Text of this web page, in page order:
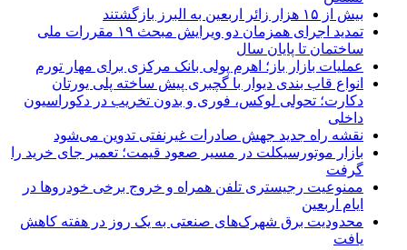
بیش از ۱۵ هزار زائر اربعین به البرز بازگشتند
تمدید اجرای همزمان دو ویرایش مبحث ۱۹ مقررات ملی
ساختمان تا پایان سال
عملیات بازار باز؛ اهرم پولی بانک مرکزی برای مهار تورم
انواع قاب بندی دیوار با گچبری پیش ساخته پلی یورتان
دکارت؛ تحولی لوکس، فوری و بدون تخریب در دکوراسیون
داخلی
نقشه راه جدید جهش صادرات غیرنفتی تدوین می‌شود
بازار موتورسیکلت در مسیر صعود قیمت؛ تعمیر جای خرید را
گرفت
ممنوعیت رجیستری تلفن همراه و خروج برخی خودروها در
ایام اربعین
محدودیت برق شهرک‌های صنعتی به یک روز در هفته کاهش
یافت